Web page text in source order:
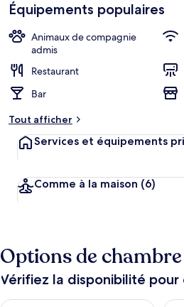
Équipements populaires
Animaux de compagnie
admis
Restaurant
Bar
Tout afficher
Services et équipements
Comme à la maison (6)
Options de chambre
Vérifiez la disponibilité pour